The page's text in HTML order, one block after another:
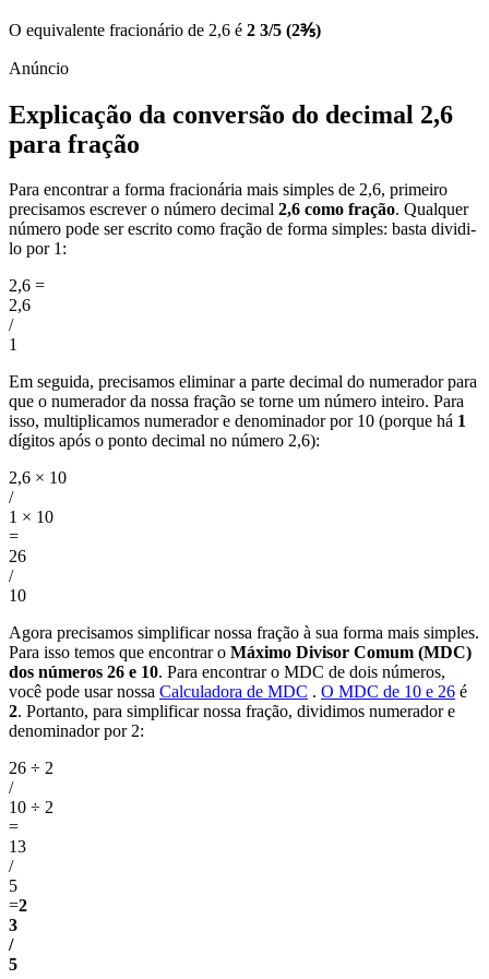
O equivalente fracionário de 2,6 é 2 3/5 (2⅗)
Explicação da conversão do decimal 2,6
para fração
Para encontrar a forma fracionária mais simples de 2,6, primeiro
precisamos escrever o número decimal 2,6 como fração. Qualquer
número pode ser escrito como fração de forma simples: basta dividi-
lo por 1:
2,6 =
2,6
/
1
Em seguida, precisamos eliminar a parte decimal do numerador para
que o numerador da nossa fração se torne um número inteiro. Para
isso, multiplicamos numerador e denominador por 10 (porque há 1
dígitos após o ponto decimal no número 2,6):
2,6 × 10
/
1 × 10
=
26
/
10
Agora precisamos simplificar nossa fração à sua forma mais simples.
Para isso temos que encontrar o Máximo Divisor Comum (MDC)
dos números 26 e 10. Para encontrar o MDC de dois números,
você pode usar nossa Calculadora de MDC . O MDC de 10 e 26 é
2. Portanto, para simplificar nossa fração, dividimos numerador e
denominador por 2:
26 ÷ 2
/
10 ÷ 2
=
13
/
5
=2
3
/
5